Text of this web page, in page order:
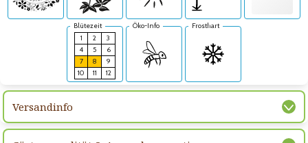
Blütezeit
1
2
3
4
5
6
7
8
9
10
11 12
Öko-Info Frosthart
Versandinfo